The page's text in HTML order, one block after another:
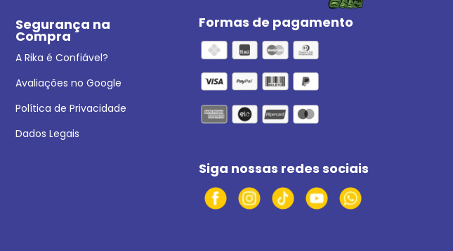
Segurança na
Compra
A Rika é Confiável?
Avaliações no Google
Política de Privacidade
Dados Legais
Formas de pagamento
Siga nossas redes sociais